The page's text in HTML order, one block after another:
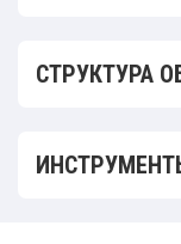
СТРУКТУРА